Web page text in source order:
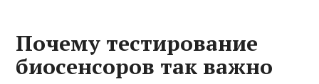
Почему тестирование
биосенсоров так важно